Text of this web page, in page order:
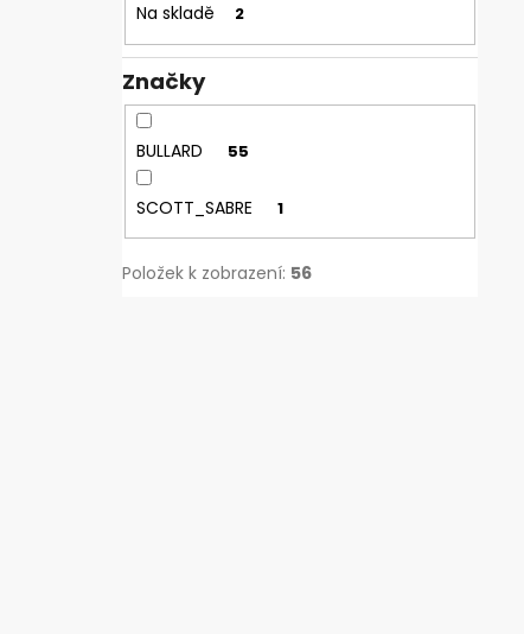
Na skladě 2
Značky
BULLARD 55
SCOTT_SABRE 1
Položek k zobrazení: 56